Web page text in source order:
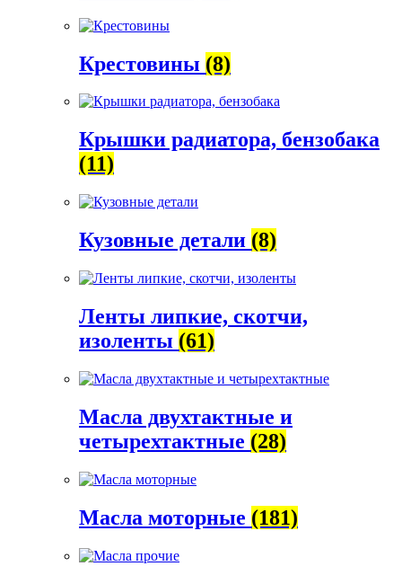
Крестовины (8)
Крышки радиатора, бензобака
(11)
Кузовные детали (8)
Ленты липкие, скотчи,
изоленты (61)
Масла двухтактные и
четырехтактные (28)
Масла моторные (181)